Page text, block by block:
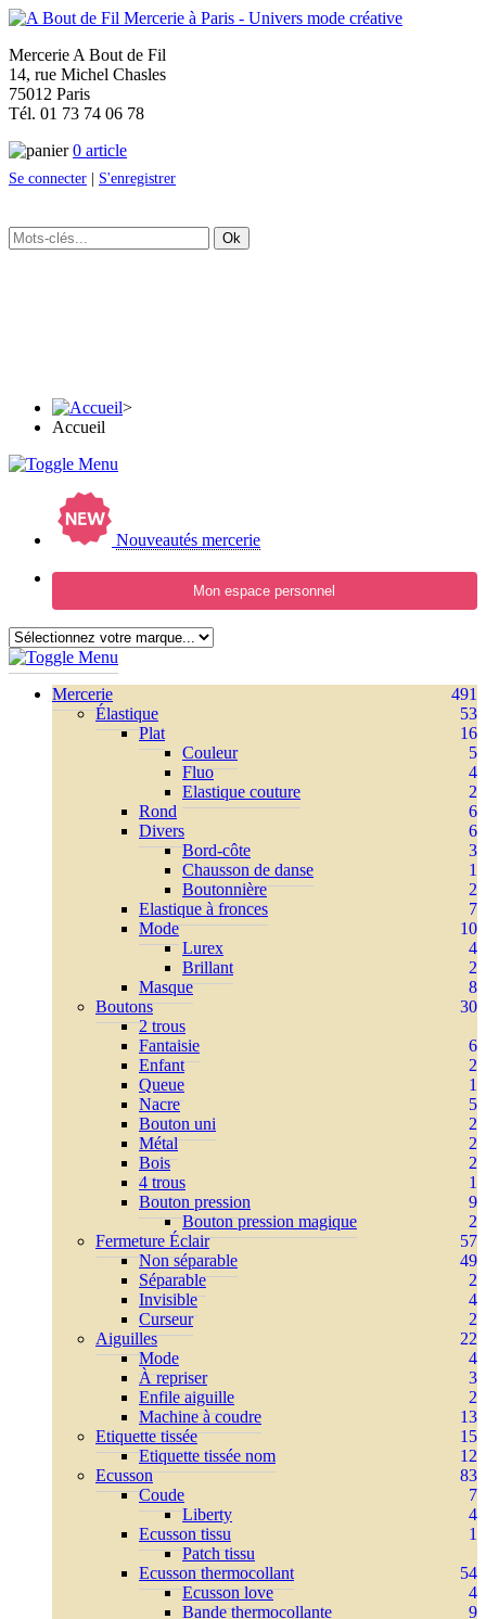
Mercerie A Bout de Fil
14, rue Michel Chasles
75012 Paris
Tél. 01 73 74 06 78
0 article
Se connecter | S'enregistrer
Ok
>
Accueil
Nouveautés mercerie
Mon espace personnel
Mercerie
491
Élastique
53
Plat
16
Couleur
5
Fluo
4
Elastique couture
2
Rond
6
Divers
6
Bord-côte
3
Chausson de danse
1
Boutonnière
2
Elastique à fronces
7
Mode
10
Lurex
4
Brillant
2
Masque
8
Boutons
30
2 trous
Fantaisie
6
Enfant
2
Queue
1
Nacre
5
Bouton uni
2
Métal
2
Bois
2
4 trous
1
Bouton pression
9
Bouton pression magique
2
Fermeture Éclair
57
Non séparable
49
Séparable
2
Invisible
4
Curseur
2
Aiguilles
22
Mode
4
À repriser
3
Enfile aiguille
2
Machine à coudre
13
Etiquette tissée
15
Etiquette tissée nom
12
Ecusson
83
Coude
7
Liberty
4
Ecusson tissu
1
Patch tissu
Ecusson thermocollant
54
Ecusson love
4
Bande thermocollante
9